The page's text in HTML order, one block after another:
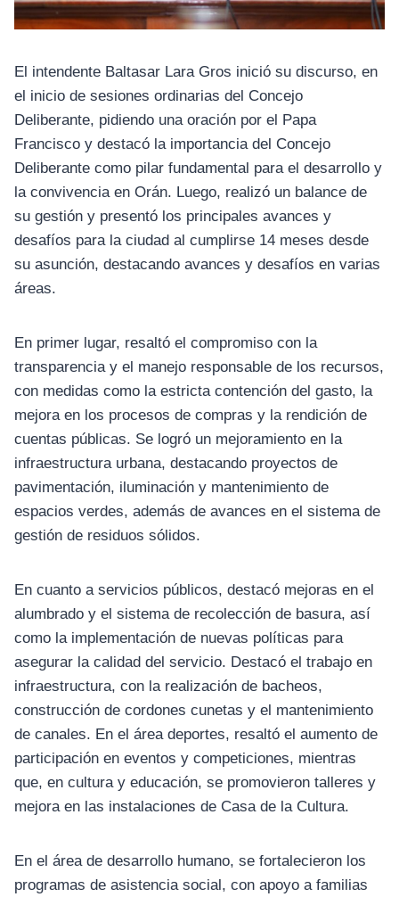
El intendente Baltasar Lara Gros inició su discurso, en
el inicio de sesiones ordinarias del Concejo
Deliberante, pidiendo una oración por el Papa
Francisco y destacó la importancia del Concejo
Deliberante como pilar fundamental para el desarrollo y
la convivencia en Orán. Luego, realizó un balance de
su gestión y presentó los principales avances y
desafíos para la ciudad al cumplirse 14 meses desde
su asunción, destacando avances y desafíos en varias
áreas.
En primer lugar, resaltó el compromiso con la
transparencia y el manejo responsable de los recursos,
con medidas como la estricta contención del gasto, la
mejora en los procesos de compras y la rendición de
cuentas públicas. Se logró un mejoramiento en la
infraestructura urbana, destacando proyectos de
pavimentación, iluminación y mantenimiento de
espacios verdes, además de avances en el sistema de
gestión de residuos sólidos.
En cuanto a servicios públicos, destacó mejoras en el
alumbrado y el sistema de recolección de basura, así
como la implementación de nuevas políticas para
asegurar la calidad del servicio. Destacó el trabajo en
infraestructura, con la realización de bacheos,
construcción de cordones cunetas y el mantenimiento
de canales. En el área deportes, resaltó el aumento de
participación en eventos y competiciones, mientras
que, en cultura y educación, se promovieron talleres y
mejora en las instalaciones de Casa de la Cultura.
En el área de desarrollo humano, se fortalecieron los
programas de asistencia social, con apoyo a familias